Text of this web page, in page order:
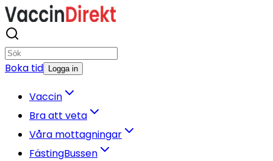
Boka tid Logga in
Vaccin
Bra att veta
Våra mottagningar
FästingBussen